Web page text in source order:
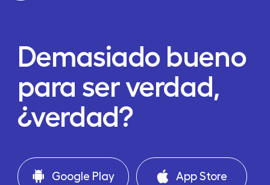
Demasiado bueno
para ser verdad,
¿verdad?
Google Play App Store